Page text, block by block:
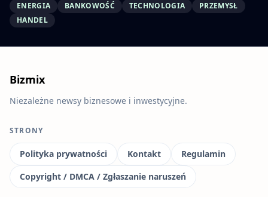
ENERGIA BANKOWOŚĆ TECHNOLOGIA
PRZEMYSŁ
HANDEL
Bizmix
Niezależne newsy biznesowe i inwestycyjne.
STRONY
Polityka prywatności Kontakt
Regulamin
Copyright / DMCA / Zgłaszanie naruszeń